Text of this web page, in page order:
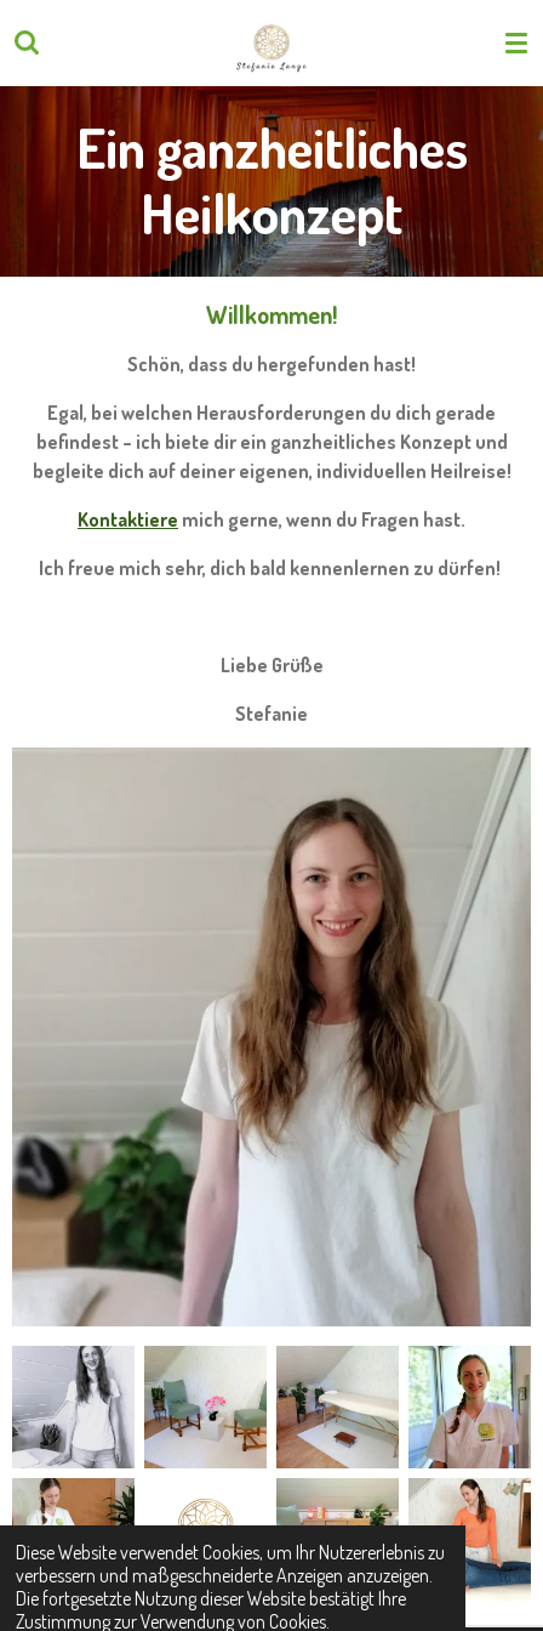
Diese Website verwendet Cookies, um Ihr Nutzererlebnis zu
verbessern und maßgeschneiderte Anzeigen anzuzeigen.
Die fortgesetzte Nutzung dieser Website bestätigt Ihre
Zustimmung zur Verwendung von Cookies.
Hauptinhalt
springen
Ein ganzheitliches
Heilkonzept
Willkommen!
Schön, dass du hergefunden hast!
Egal, bei welchen Herausforderungen du dich gerade
befindest – ich biete dir ein ganzheitliches Konzept und
begleite dich auf deiner eigenen, individuellen Heilreise!
Kontaktiere mich gerne, wenn du Fragen hast.
Ich freue mich sehr, dich bald kennenlernen zu dürfen!
Liebe Grüße
Stefanie